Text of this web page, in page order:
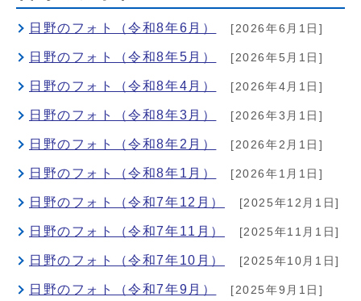
日野のフォト（令和8年6月） [2026年6月1日]
日野のフォト（令和8年5月） [2026年5月1日]
日野のフォト（令和8年4月） [2026年4月1日]
日野のフォト（令和8年3月） [2026年3月1日]
日野のフォト（令和8年2月） [2026年2月1日]
日野のフォト（令和8年1月） [2026年1月1日]
日野のフォト（令和7年12月） [2025年12月1日]
日野のフォト（令和7年11月） [2025年11月1日]
日野のフォト（令和7年10月） [2025年10月1日]
日野のフォト（令和7年9月） [2025年9月1日]